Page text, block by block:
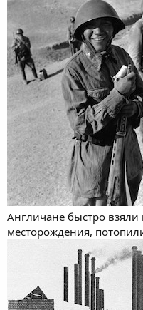
Англичане быстро
месторождения,